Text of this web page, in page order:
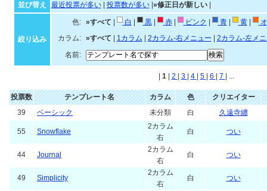
並び替え
最近投票が多い| 投票数が多い| »修正日が新しい|
絞り込み
色: »すべて 白 黒| 赤| ピンク 青| 黄|
カラム:
»すべて 1カラム 2カラム-右メニュー
2カラム-左メ
名前:
1 2 3 4 5 6 7 | ...
投票数 テンプレート名 カラム 色
クリエイター
39
ベーシック 未分類 白 久遠寺纏
55 Snowflake
2カラム
右
白 つい
44 Journal
2カラム
右
白 つい
49 Simplicity
2カラム
右
白 つい